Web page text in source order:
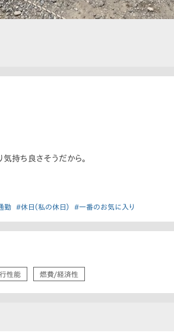
持ち良さそうだから。
勤 #休日（私の休日） #一番のお気に入り
性能 燃費/経済性